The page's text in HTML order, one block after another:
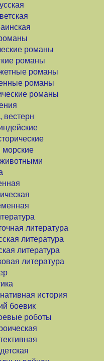
романы
романы
романы
романы
романы
вестерн
морские
литература
литература
литература
литература
история
боевик
роботы